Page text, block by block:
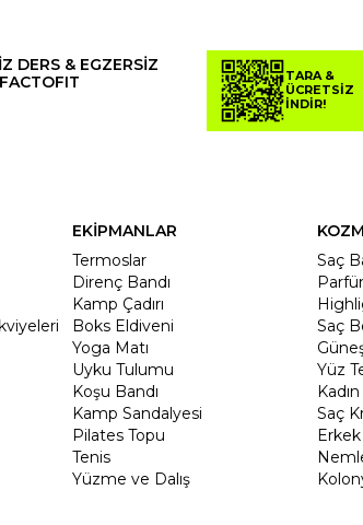
DERS & EGZERSİZ
TARA &
ÜCRETSİZ
İNDİR!
EKİPMANLAR
Termoslar
Direnç Bandı
Kamp Çadırı
Boks Eldiveni
Yoga Matı
Uyku Tulumu
Koşu Bandı
Kamp Sandalyesi
Pilates Topu
Tenis
Yüzme ve Dalış
Saç
Saç
Yüz
Saç